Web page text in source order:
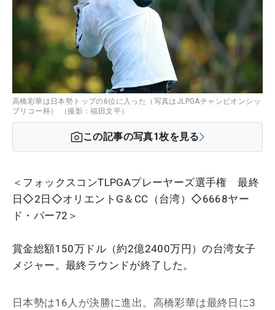
高橋彩華は日本勢トップの6位に入った（写真はJLPGAチャンピオンシッ
プリコー杯） （撮影：福田文平）
この記事の写真1枚を見る
＜フォックスコンTLPGAプレーヤーズ選手権 最終
日◇2日◇オリエントG＆CC（台湾）◇6668ヤー
ド・パー72＞
賞金総額150万ドル（約2億2400万円）の台湾女子
メジャー。最終ラウンドが終了した。
日本勢は16人が決勝に進出。高橋彩華は最終日に3